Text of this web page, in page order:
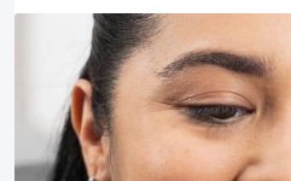
razloga zašto biste
stomatologa ako je vaša
pulsirajuća ili postaje